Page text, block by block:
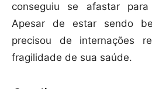
conseguiu se afastar
Apesar de estar sendo
precisou de internações
fragilidade de sua saúde.